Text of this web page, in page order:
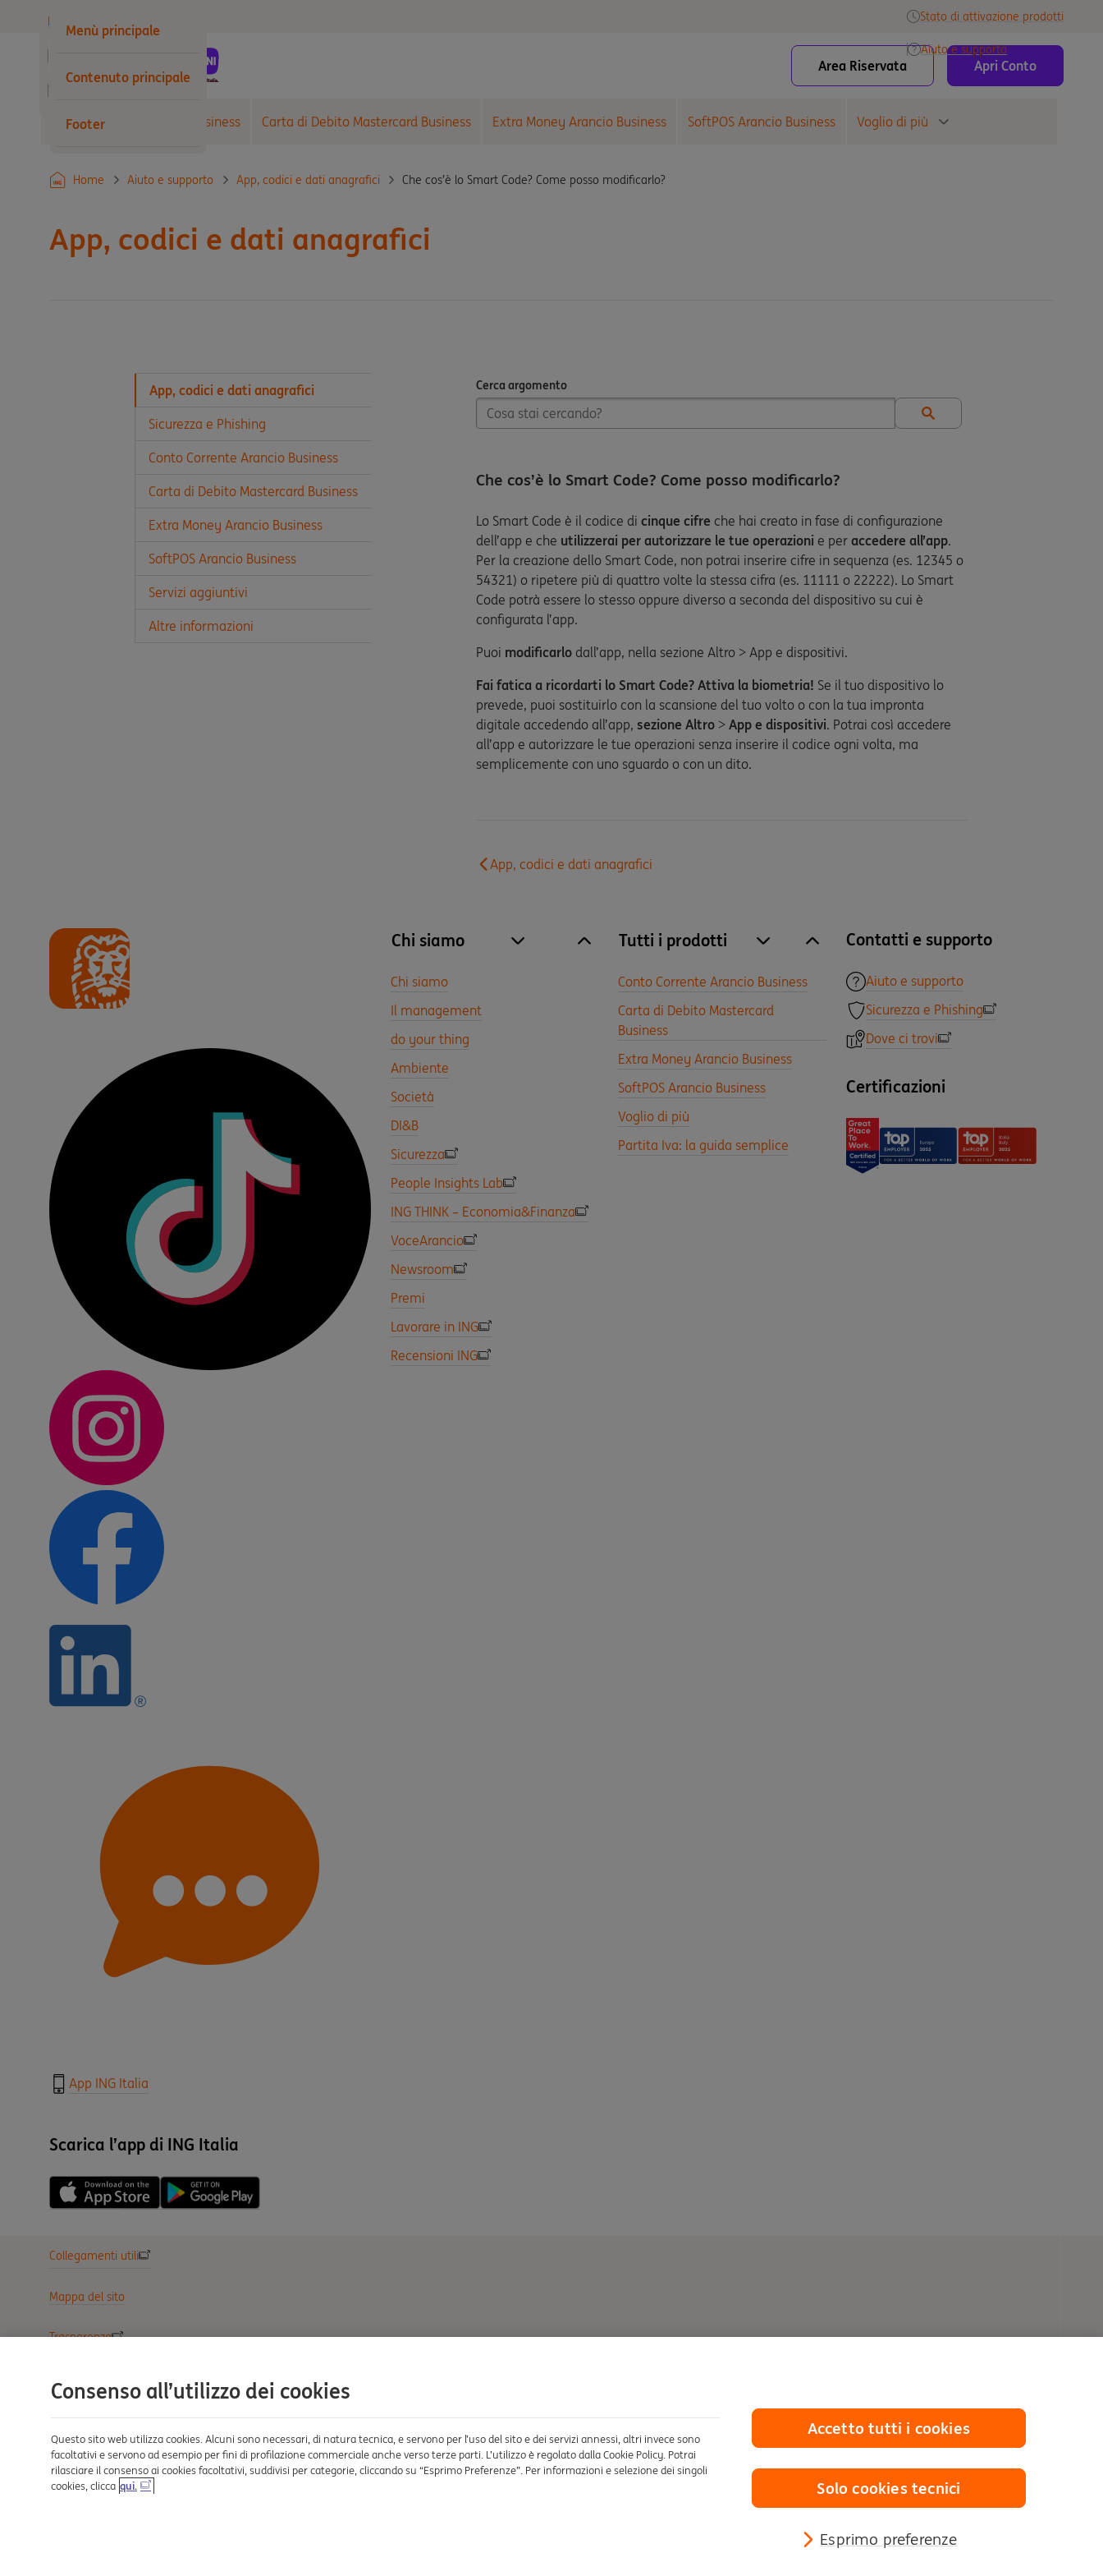
Menù principale
Contenuto principale
Footer
Privati
Wholesale
Stato di attivazione prodotti
Aiuto e supporto
Area Riservata Apri Conto
Conto Corrente Arancio Business Carta di Debito Mastercard Business Extra Money Arancio Business SoftPOS Arancio Business Voglio di più
Home Aiuto e supporto App, codici e dati anagrafici Che cos’è lo Smart Code? Come posso modificarlo?
App, codici e dati anagrafici
App, codici e dati anagrafici
Sicurezza e Phishing
Conto Corrente Arancio Business
Carta di Debito Mastercard Business
Extra Money Arancio Business
SoftPOS Arancio Business
Servizi aggiuntivi
Altre informazioni
Cerca argomento
Cerca argomento
Che cos’è lo Smart Code? Come posso modificarlo?
Lo Smart Code è il codice di cinque cifre che hai creato in fase di configurazione
dell’app e che utilizzerai per autorizzare le tue operazioni e per accedere all’app.
Per la creazione dello Smart Code, non potrai inserire cifre in sequenza (es. 12345 o
54321) o ripetere più di quattro volte la stessa cifra (es. 11111 o 22222). Lo Smart
Code potrà essere lo stesso oppure diverso a seconda del dispositivo su cui è
configurata l’app.
Puoi modificarlo dall’app, nella sezione Altro > App e dispositivi.
Fai fatica a ricordarti lo Smart Code? Attiva la biometria! Se il tuo dispositivo lo
prevede, puoi sostituirlo con la scansione del tuo volto o con la tua impronta
digitale accedendo all’app, sezione Altro > App e dispositivi. Potrai così accedere
all’app e autorizzare le tue operazioni senza inserire il codice ogni volta, ma
semplicemente con uno sguardo o con un dito.
App, codici e dati anagrafici
App ING Italia
Scarica l’app di ING Italia
Chi siamo site.accordion.apri [it-IT] Chi siamo
Chiudi Chi siamo
Chi siamo
Il management
do your thing
Ambiente
Società
DI&B
Sicurezza
People Insights Lab
ING THINK – Economia&Finanza
VoceArancio
Newsroom
Premi
Lavorare in ING
Recensioni ING
Tutti i prodotti site.accordion.apri [it-IT] Tutti i prodotti
Chiudi Tutti i prodotti
Conto Corrente Arancio Business
Carta di Debito Mastercard
Business
Extra Money Arancio Business
SoftPOS Arancio Business
Voglio di più
Partita Iva: la guida semplice
Contatti e supporto
Aiuto e supporto
Sicurezza e Phishing
Dove ci trovi
Certificazioni
Collegamenti utili
Mappa del sito
Trasparenza
Sezione Privacy
Reclami e Risoluzione delle controversie
Consenso all’utilizzo dei cookies
Questo sito web utilizza cookies. Alcuni sono necessari, di natura tecnica, e servono per l’uso del sito e dei servizi annessi, altri invece sono
facoltativi e servono ad esempio per fini di profilazione commerciale anche verso terze parti. L’utilizzo è regolato dalla Cookie Policy. Potrai
rilasciare il consenso ai cookies facoltativi, suddivisi per categorie, cliccando su “Esprimo Preferenze”. Per informazioni e selezione dei singoli
cookies, clicca qui.
Esprimo preferenze
Solo cookies tecnici
Accetto tutti i cookies